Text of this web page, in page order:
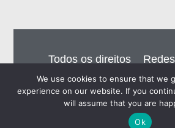
Todos os direitos
Eiros do Brasil Ltda
We use cookies to ensure that we
experience on our website. If you
will assume that you are
Ok